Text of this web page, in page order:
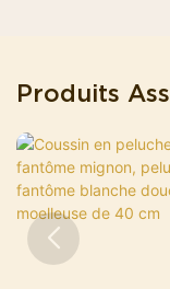
Produits